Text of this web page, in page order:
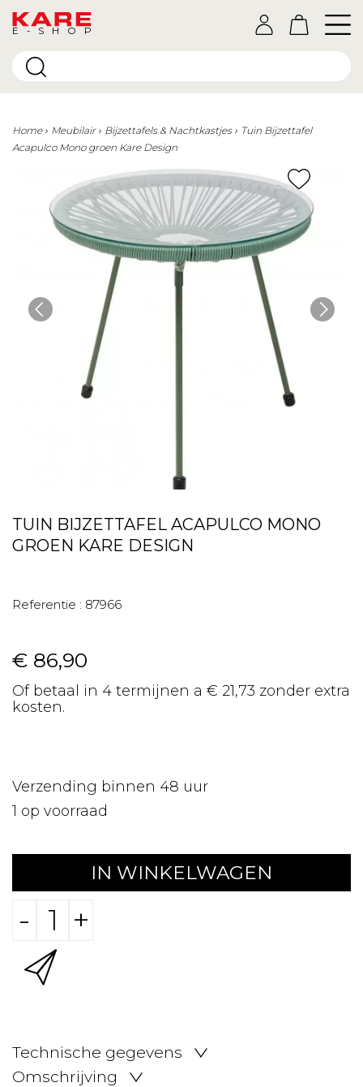
E-SHOP
Home Meubilair Bijzettafels & Nachtkastjes
Tuin Bijzettafel
Acapulco Mono groen Kare Design
TUIN BIJZETTAFEL ACAPULCO MONO
GROEN KARE DESIGN
Referentie : 87966
€ 86,90
Of betaal in 4 termijnen a € 21,73 zonder extra
kosten.
Verzending binnen 48 uur
1 op voorraad
IN WINKELWAGEN
- +
Technische gegevens
Omschrijving